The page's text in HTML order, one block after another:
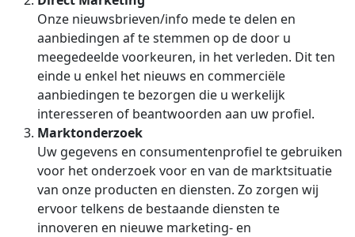
Onze nieuwsbrieven/info mede te delen en
aanbiedingen af te stemmen op de door u
meegedeelde voorkeuren, in het verleden. Dit ten
einde u enkel het nieuws en commerciële
aanbiedingen te bezorgen die u werkelijk
interesseren of beantwoorden aan uw profiel.
Marktonderzoek
Uw gegevens en consumentenprofiel te gebruiken
voor het onderzoek voor en van de marktsituatie
van onze producten en diensten. Zo zorgen wij
ervoor telkens de bestaande diensten te
innoveren en nieuwe marketing- en